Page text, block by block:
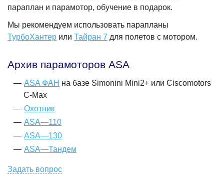
параплан и парамотор, обучение в подарок.
Мы рекомендуем использовать парапланы
ТурбоХантер или Тайран 7 для полетов с мотором.
Архив парамоторов ASA
ASA ФАН на базе Simonini Mini2+ или Ciscomotors
С-Max
Охотник
ASA—110
ASA—130
АSA—Тандем
Задать вопрос